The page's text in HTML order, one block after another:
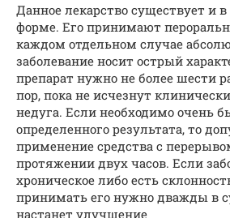
Данное лекарство существует и
форме. Его принимают
каждом отдельном случае
заболевание носит острый
препарат нужно не более шести
пор, пока не исчезнут
недуга. Если необходимо очень
определенного результата, то
применение средства с
протяжении двух часов. Если
хроническое либо есть
принимать его нужно дважды в
настанет улучшение